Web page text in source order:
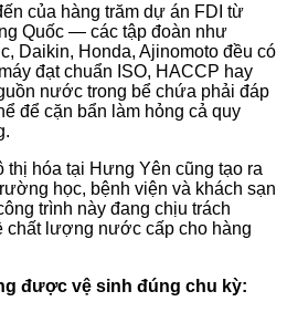
của hàng trăm dự án FDI từ
Quốc — các tập đoàn như
Daikin, Honda, Ajinomoto đều có
đạt chuẩn ISO, HACCP hay
nước trong bể chứa phải đáp
để cặn bẩn làm hỏng cả quy
thị hóa tại Hưng Yên cũng tạo ra
học, bệnh viện và khách sạn
trình này đang chịu trách
chất lượng nước cấp cho hàng
được vệ sinh đúng chu kỳ: